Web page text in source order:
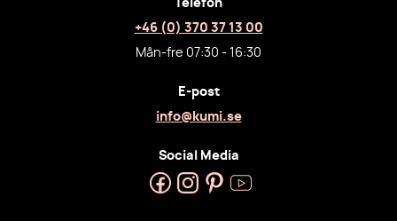
Telefon
+46 (0) 370 37 13 00
Mån-fre 07:30 - 16:30
E-post
info@kumi.se
Social Media